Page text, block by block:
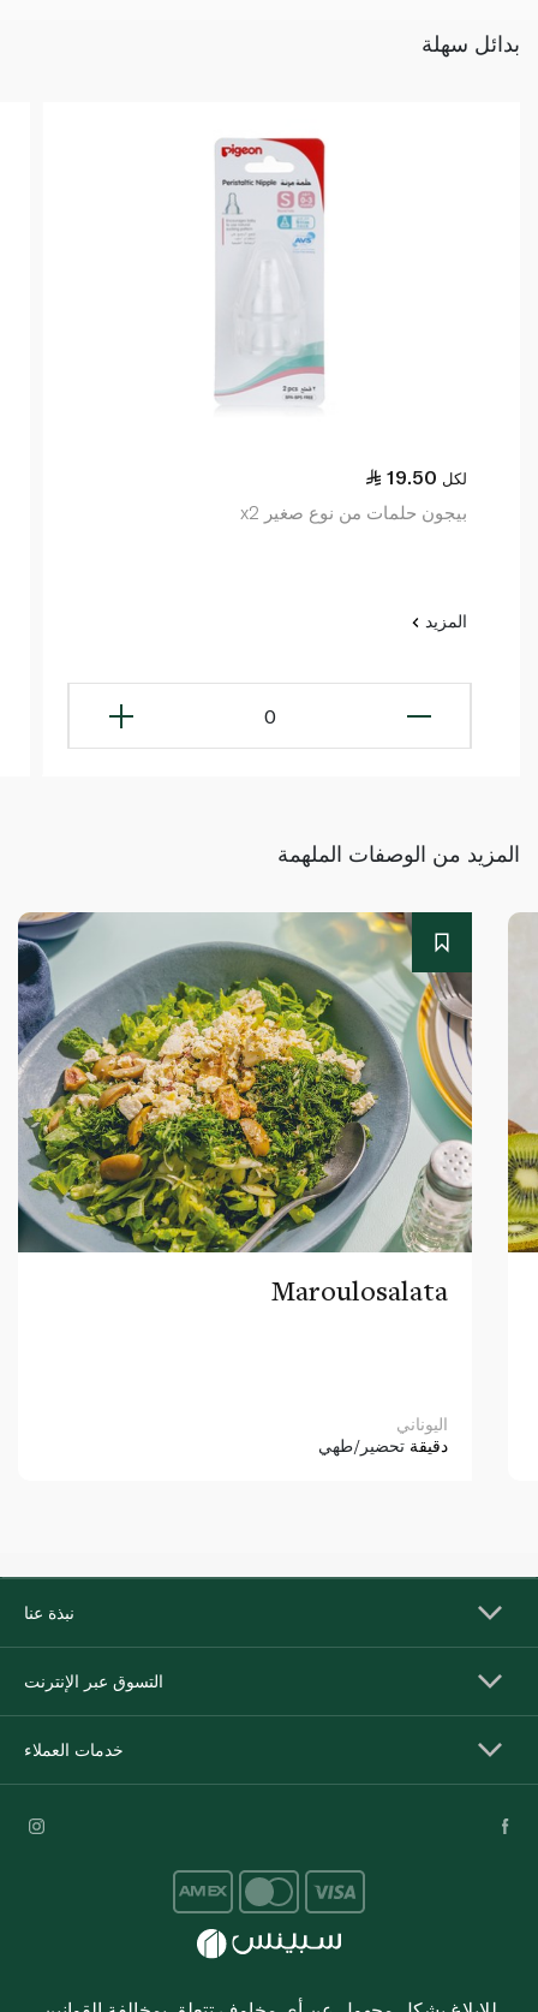
بدائل سهلة
19.50 لكل
بيجون حلمات من نوع صغير x2
المزيد
0
المزيد من الوصفات الملهمة
Maroulosalata
اليوناني
دقيقة تحضير/طهي
نبذة عنا
التسوق عبر الإنترنت
خدمات العملاء